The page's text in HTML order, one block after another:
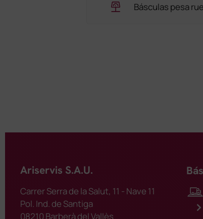
Básculas pesa
Ariservis S.A.U.
Carrer Serra de la Salut, 11 - Nave 11
Pol. Ind. de Santiga
08210 Barberà del Vallès